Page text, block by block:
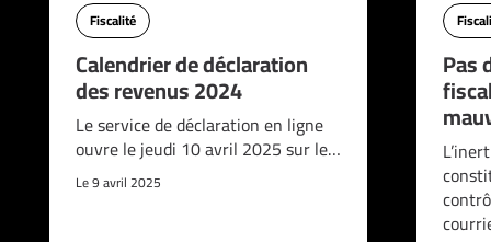
Fiscalité
Calendrier de déclaration
des revenus 2024
Le service de déclaration en ligne
ouvre le jeudi 10 avril 2025 sur le…
Le 9 avril 2025
Pas